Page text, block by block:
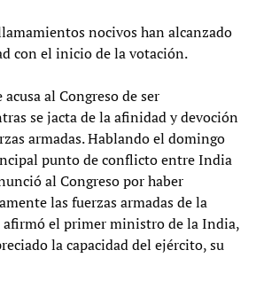
nocivos han alcanzado
con el inicio de la votación.
al Congreso de ser
se jacta de la afinidad y devoción
armadas. Hablando el domingo
punto de conflicto entre India
al Congreso por haber
las fuerzas armadas de la
afirmó el primer ministro de la India,
la capacidad del ejército, su